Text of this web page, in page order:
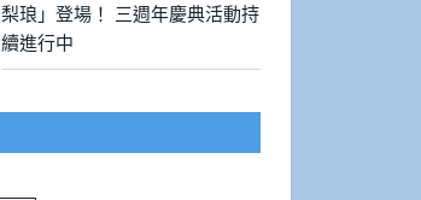
梨琅」登場！ 三週年慶典活動持
續進行中